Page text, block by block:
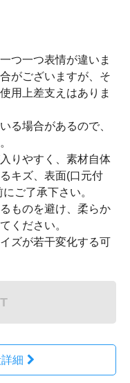
つ一つ表情が違いま
がございますが、そ
用上差支えはありま
る場合があるので、
りやすく、素材自体
キズ、表面(口元付
ご了承下さい。
ものを避け、柔らか
ください。
ズが若干変化する可
細